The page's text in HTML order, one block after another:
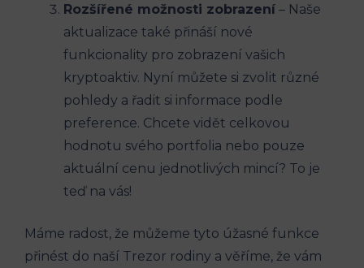
Rozšířené možnosti zobrazení – Naše
aktualizace také přináší nové
funkcionality pro zobrazení vašich
kryptoaktiv. Nyní můžete si zvolit různé
pohledy a řadit si informace podle
preference. Chcete vidět celkovou
hodnotu svého portfolia nebo pouze
aktuální cenu jednotlivých mincí? To je
teď na vás!
Máme radost, že můžeme tyto úžasné funkce
přinést do naší Trezor rodiny a věříme, že vám